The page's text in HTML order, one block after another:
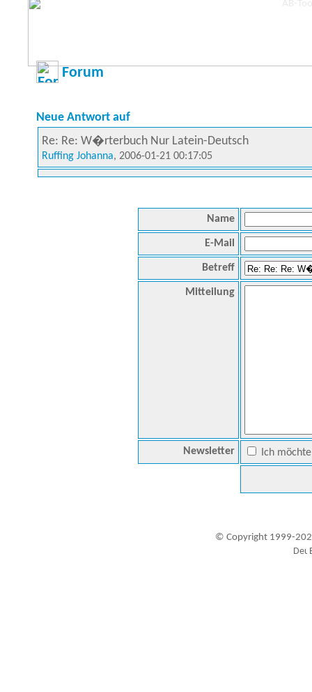
Forum
Neue Antwort auf
Re: Re: W�rterbuch Nur Latein-Deutsch
Ruffing Johanna, 2006-01-21 00:17:05
Name
E-Mail
Betreff
Mitteilung
Newsletter Ich
© Copyright 1999-